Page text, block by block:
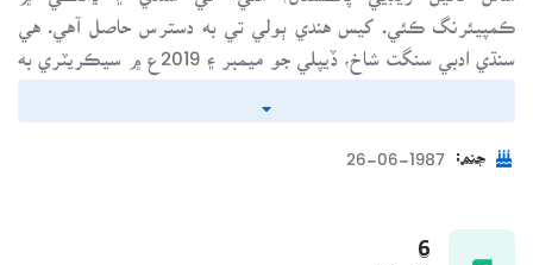
ڪمپيئرنگ ڪئي. کيس هندي ٻولي تي به دسترس حاصل آهي. هي
رهي چڪو آهي. نثر توڙي نظم ۾ سندس ڪيترائي ڪتاب ڇپجي
جنم:
1987-06-26
6